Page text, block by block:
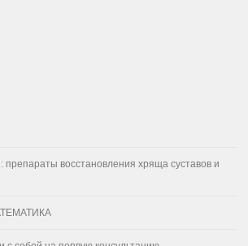
препараты восстановления хряща суставов и